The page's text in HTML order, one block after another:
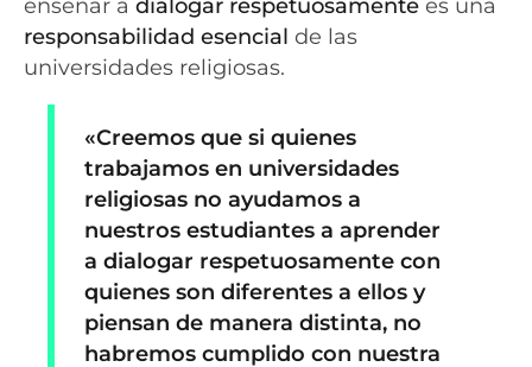
enseñar a dialogar respetuosamente es una
responsabilidad esencial de las
universidades religiosas.
«Creemos que si quienes
trabajamos en universidades
religiosas no ayudamos a
nuestros estudiantes a aprender
a dialogar respetuosamente con
quienes son diferentes a ellos y
piensan de manera distinta, no
habremos cumplido con nuestra